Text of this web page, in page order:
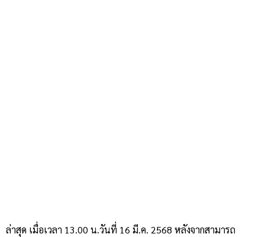
ล่าสุด เมื่อเวลา 13.00 น.วันที่ 16 มี.ค. 2568 หลังจากสามารถ